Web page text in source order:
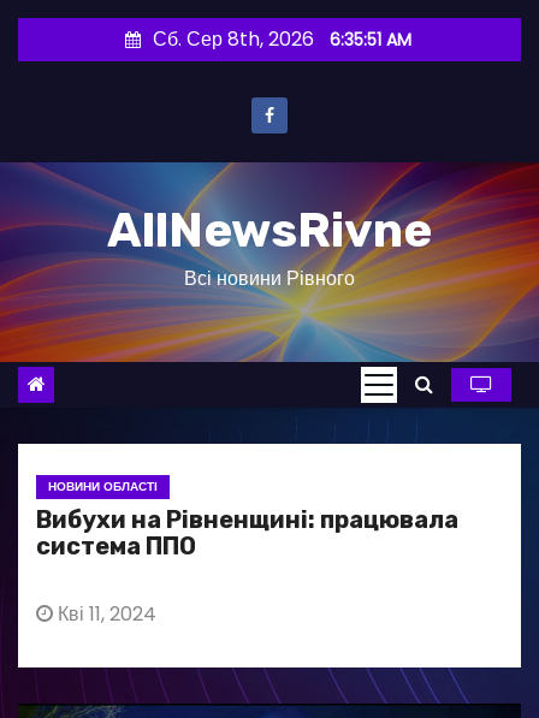
и
о
в
Сб. Сер 8th, 2026 6:35:52 AM
AllNewsRivne
Всі новини Рівного
НОВИНИ ОБЛАСТІ
Вибухи на Рівненщині: працювала
система ППО
Кві 11, 2024